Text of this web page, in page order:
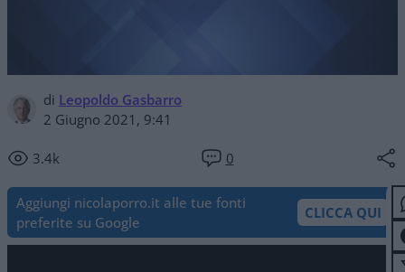
di Leopoldo Gasbarro
2 Giugno 2021, 9:41
3.4k 0
Aggiungi nicolaporro.it alle tue fonti
preferite su Google
CLICCA QUI